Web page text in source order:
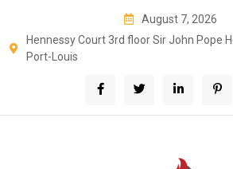
content
August 7, 2026
Hennessy Court 3rd floor Sir John Pope
Port-Louis